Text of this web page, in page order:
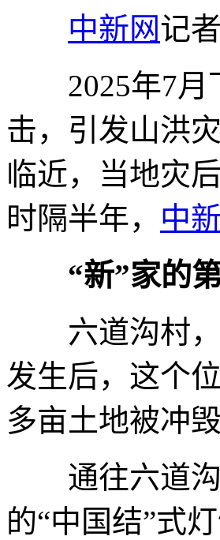
中新网记
2025年7月
击，引发山洪
临近，当地灾
时隔半年， 中
“新”家的
六道沟村，
发生后，这个
多亩土地被冲
通往六道沟
的“中国结”式